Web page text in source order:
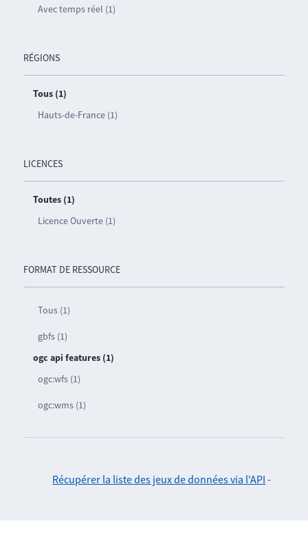
Avec temps réel (1)
RÉGIONS
Tous (1)
Hauts-de-France (1)
LICENCES
Toutes (1)
Licence Ouverte (1)
FORMAT DE RESSOURCE
Tous (1)
gbfs (1)
ogc api features (1)
ogc:wfs (1)
ogc:wms (1)
Récupérer la liste des jeux de données via l'API -